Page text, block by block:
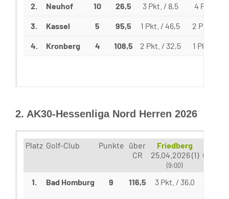
2. Neuhof 10 26,5 3 Pkt. / 8,5 4 Pkt. /
3. Kassel 5 95,5 1 Pkt. / 46,5 2 Pkt. /
4. Kronberg 4 108,5 2 Pkt. / 32,5 1 Pkt. /
2. AK30-Hessenliga Nord Herren 2026
Platz Golf-Club Punkte über
CR
Friedberg
25.04.2026 (1)
(9:00)
1. Bad Homburg 9 116,5 3 Pkt. / 36,0